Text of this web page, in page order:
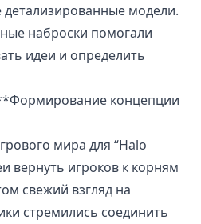
модели.
наброски помогали
идеи и определить
концепции
мира для “Halo
вернуть игроков к корням
свежий взгляд на
стремились соединить